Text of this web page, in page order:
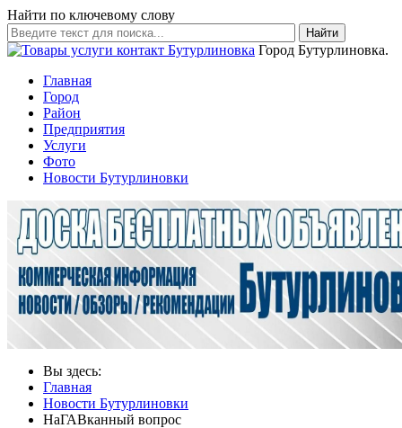
Найти по ключевому слову
Найти
Город Бутурлиновка.
Главная
Город
Район
Предприятия
Услуги
Фото
Новости Бутурлиновки
Вы здесь:
Главная
Новости Бутурлиновки
НаГАВканный вопрос